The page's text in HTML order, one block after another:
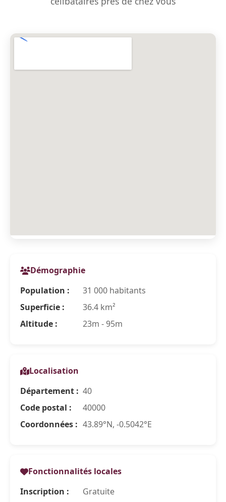
Démographie
Population :
31 000 habitants
Superficie :
36.4 km²
Altitude :
23m - 95m
Localisation
Département : 40
Code postal :
40000
Coordonnées : 43.89°N, -0.5042°E
Fonctionnalités locales
Inscription :
Gratuite